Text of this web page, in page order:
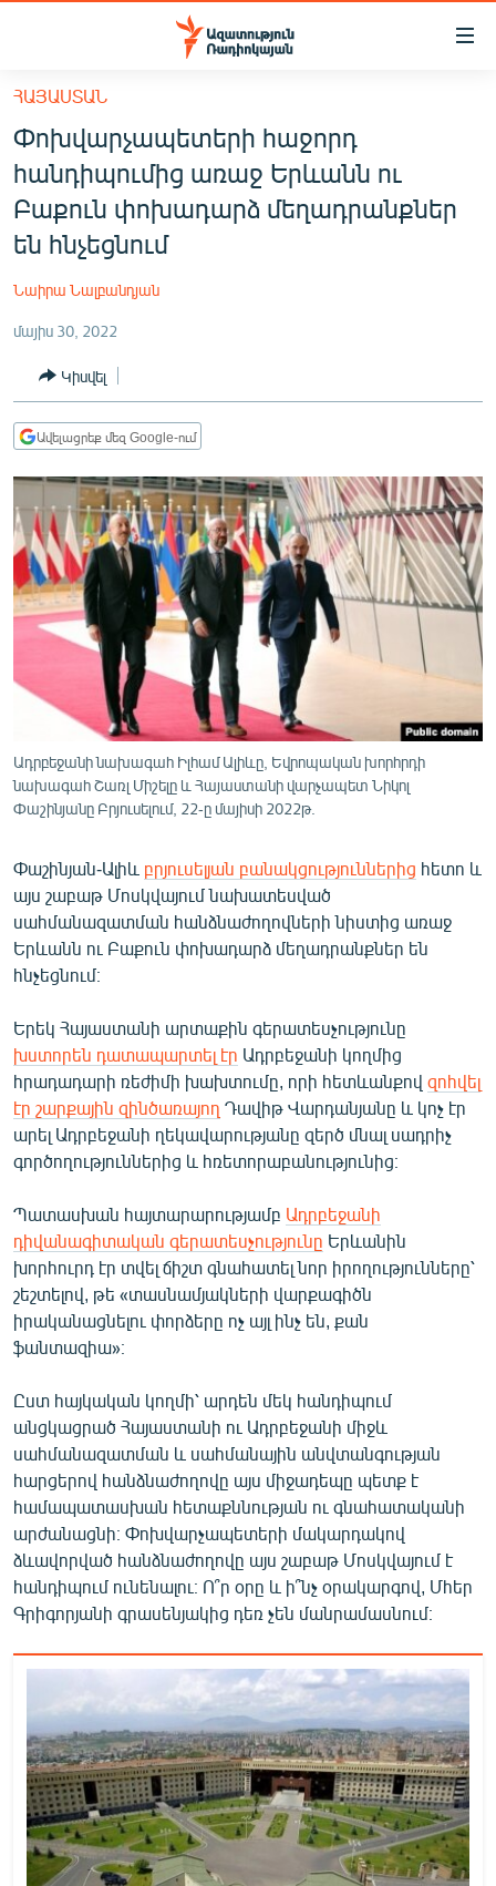
Մատչելիության
հիմնական
բովանդակությանը
Անցնել
հիմնական
մենյուին
Որոնում
ՀԱՅԱՍՏԱՆ
ՔԱՂԱՔԱԿԱՆ
ԸՆՏՐՈՒԹՅՈՒՆՆԵՐ 2026
ՊԱՏԵՐԱԶՄԻ 6 ՇԱԲԱԹՆԵՐԸ
ՏԱՐԱԾԱՇՐՋԱՆ
ՄԻՋԱԶԳԱՅԻՆ
ՄՇԱԿՈՒՅԹ
ՍՊՈՐՏ
ՄԵԿՆԱԲԱՆՈՒԹՅՈՒՆ
ՏՏ ԵՒ ԻՆՏԵՐՆԵՏ
ԿՈՐՈՆԱՎԻՐՈՒՍ
ԱՐԽԻՎ
ՏԵՍԱՆՅՈՒԹԵՐ
ՁԳՏԵԼՈՎ ԼԱՎԱԳՈՒՅՆԻՆ
ՓՈԴՔԱՍԹ
Հայերեն
Русский
ՀԵՏԵՎԵՔ ՄԵԶ
«Ազատության» բոլոր կայքերը
ՀԱՅԱՍՏԱՆ
Փոխվարչապետերի հաջորդ
հանդիպումից առաջ Երևանն ու
Բաքուն փոխադարձ մեղադրանքներ
են հնչեցնում
Նաիրա Նալբանդյան
մայիս 30, 2022
Կիսվել
Ավելացրեք մեզ Google-ում
Ադրբեջանի նախագահ Իլհամ Ալիևը, Եվրոպական խորհրդի
նախագահ Շառլ Միշելը և Հայաստանի վարչապետ Նիկոլ
Փաշինյանը Բրյուսելում, 22-ը մայիսի 2022թ.
Փաշինյան-Ալիև բրյուսելյան բանակցություններից հետո և
այս շաբաթ Մոսկվայում նախատեսված
սահմանազատման հանձնաժողովների նիստից առաջ
Երևանն ու Բաքուն փոխադարձ մեղադրանքներ են
հնչեցնում։
Երեկ Հայաստանի արտաքին գերատեսչությունը
խստորեն դատապարտել էր Ադրբեջանի կողմից
հրադադարի ռեժիմի խախտումը, որի հետևանքով զոհվել
էր շարքային զինծառայող Դավիթ Վարդանյանը և կոչ էր
արել Ադրբեջանի ղեկավարությանը զերծ մնալ սադրիչ
գործողություններից և հռետորաբանությունից։
Պատասխան հայտարարությամբ Ադրբեջանի
դիվանագիտական գերատեսչությունը Երևանին
խորհուրդ էր տվել ճիշտ գնահատել նոր իրողությունները՝
շեշտելով, թե «տասնամյակների վարքագիծն
իրականացնելու փորձերը ոչ այլ ինչ են, քան
ֆանտազիա»։
Ըստ հայկական կողմի՝ արդեն մեկ հանդիպում
անցկացրած Հայաստանի ու Ադրբեջանի միջև
սահմանազատման և սահմանային անվտանգության
հարցերով հանձնաժողովը այս միջադեպը պետք է
համապատասխան հետաքննության ու գնահատականի
արժանացնի։ Փոխվարչապետերի մակարդակով
ձևավորված հանձնաժողովը այս շաբաթ Մոսկվայում է
հանդիպում ունենալու։ Ո՞ր օրը և ի՞նչ օրակարգով, Մհեր
Գրիգորյանի գրասենյակից դեռ չեն մանրամասնում։